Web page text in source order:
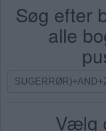
Søg efter
alle
Søg
Vælg